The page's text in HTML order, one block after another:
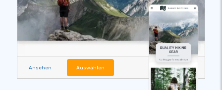
Ansehen Auswählen